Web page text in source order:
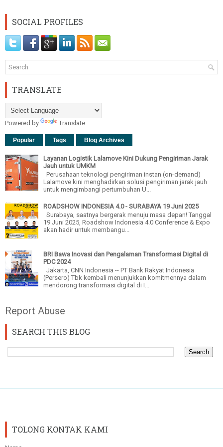
SOCIAL PROFILES
TRANSLATE
Powered by Translate
Popular Tags Blog Archives
Layanan Logistik Lalamove Kini Dukung Pengiriman Jarak
Jauh untuk UMKM
Perusahaan teknologi pengiriman instan (on-demand)
Lalamove kini menghadirkan solusi pengiriman jarak jauh
untuk mengimbangi pertumbuhan U...
ROADSHOW INDONESIA 4.0 - SURABAYA 19 Juni 2025
Surabaya, saatnya bergerak menuju masa depan! Tanggal
19 Juni 2025, Roadshow Indonesia 4.0 Conference & Expo
akan hadir untuk membangu...
BRI Bawa Inovasi dan Pengalaman Transformasi Digital di
PDC 2024
Jakarta, CNN Indonesia -- PT Bank Rakyat Indonesia
(Persero) Tbk kembali menunjukkan komitmennya dalam
mendorong transformasi digital di I...
Report Abuse
SEARCH THIS BLOG
TOLONG KONTAK KAMI